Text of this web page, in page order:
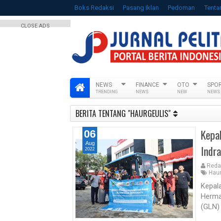
Boks Redaksi Pasang Iklan Pedoman
NEWS
TRENDING
FINANCE
NEWS
OTO
NEW NEWS
BERITA TENTANG "HAURGEULIS"
CLOSE ADS
06
Aug
2022